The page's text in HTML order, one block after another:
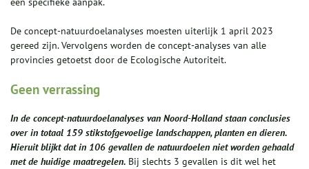
De concept-natuurdoelanalyses moesten uiterlijk 1 april 2023
gereed zijn. Vervolgens worden de concept-analyses van alle
provincies getoetst door de Ecologische Autoriteit.
Geen verrassing
In de concept-natuurdoelanalyses van Noord-Holland staan conclusies
over in totaal 159 stikstofgevoelige landschappen, planten en dieren.
Hieruit blijkt dat in 106 gevallen de natuurdoelen niet worden gehaald
met de huidige maatregelen. Bij slechts 3 gevallen is dit wel het